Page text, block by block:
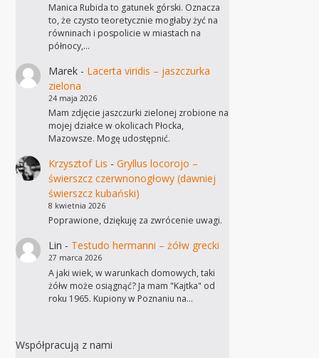
Manica Rubida to gatunek górski. Oznacza
to, że czysto teoretycznie mogłaby żyć na
równinach i pospolicie w miastach na
północy,…
Marek- Lacerta viridis – jaszczurka
zielona
24 maja 2026
Mam zdjęcie jaszczurki zielonej zrobione na
mojej działce w okolicach Płocka,
Mazowsze. Mogę udostępnić.
Krzysztof Lis - Gryllus locorojo –
świerszcz czerwnonogłowy (dawniej
świerszcz kubański)
8 kwietnia 2026
Poprawione, dziękuję za zwrócenie uwagi.
Lin - Testudo hermanni – żółw grecki
27 marca 2026
A jaki wiek, w warunkach domowych, taki
żółw może osiągnąć? Ja mam "Kajtka" od
roku 1965. Kupiony w Poznaniu na…
Współpracują z nami